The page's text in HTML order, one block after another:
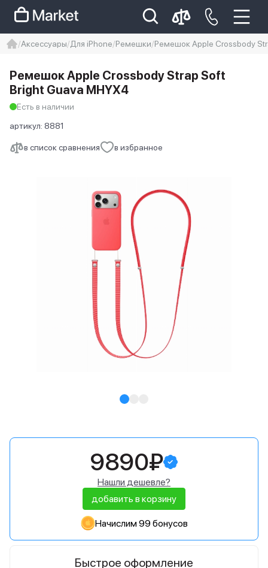
Iphone 14 pro max
айфон 14
Аксессуары Для iPhone Ремешки Ремешок Apple Crossbody
в список сравнения в избранное
Ремешок Apple Crossbody Strap Soft
Bright Guava MHYX4
Есть в наличии
артикул: 8881
9890₽
Нашли дешевле?
добавить в корзину
Начислим 99 бонусов
Быстрое оформление